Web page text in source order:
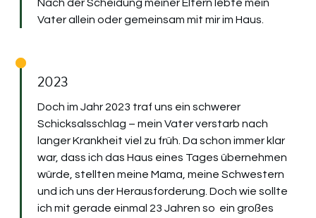
Nach der Scheidung meiner Eltern lebte mein
Vater allein oder gemeinsam mit mir im Haus.
2023
Doch im Jahr 2023 traf uns ein schwerer
Schicksalsschlag – mein Vater verstarb nach
langer Krankheit viel zu früh. Da schon immer klar
war, dass ich das Haus eines Tages übernehmen
würde, stellten meine Mama, meine Schwestern
und ich uns der Herausforderung. Doch wie sollte
ich mit gerade einmal 23 Jahren so ein großes